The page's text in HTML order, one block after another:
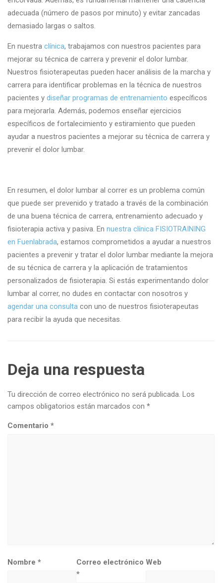
adecuada (número de pasos por minuto) y evitar zancadas
demasiado largas o saltos.
En nuestra clínica, trabajamos con nuestros pacientes para
mejorar su técnica de carrera y prevenir el dolor lumbar.
Nuestros fisioterapeutas pueden hacer análisis de la marcha y
carrera para identificar problemas en la técnica de nuestros
pacientes y diseñar programas de entrenamiento específicos
para mejorarla. Además, podemos enseñar ejercicios
específicos de fortalecimiento y estiramiento que pueden
ayudar a nuestros pacientes a mejorar su técnica de carrera y
prevenir el dolor lumbar.
En resumen, el dolor lumbar al correr es un problema común
que puede ser prevenido y tratado a través de la combinación
de una buena técnica de carrera, entrenamiento adecuado y
fisioterapia activa y pasiva. En nuestra clínica FISIOTRAINING
en Fuenlabrada, estamos comprometidos a ayudar a nuestros
pacientes a prevenir y tratar el dolor lumbar mediante la mejora
de su técnica de carrera y la aplicación de tratamientos
personalizados de fisioterapia. Si estás experimentando dolor
lumbar al correr, no dudes en contactar con nosotros y
agendar una consulta con uno de nuestros fisioterapeutas
para recibir la ayuda que necesitas.
Deja una respuesta
Tu dirección de correo electrónico no será publicada. Los
campos obligatorios están marcados con *
Comentario *
Nombre *
Correo electrónico
*
Web